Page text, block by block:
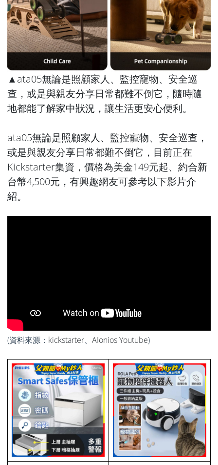
▲ata05無論是照顧家人、監控寵物、安全巡
查，或是與親友分享日常都難不倒它，隨時隨
地都能了解家中狀況，讓生活更安心便利。
ata05無論是照顧家人、監控寵物、安全巡查，
或是與親友分享日常都難不倒它，目前正在
Kickstarter集資，價格為美金149元起、約合新
台幣4,500元，有興趣網友可參考以下影片介
紹。
(資料來源： kickstarter、 AIonios Youtube)